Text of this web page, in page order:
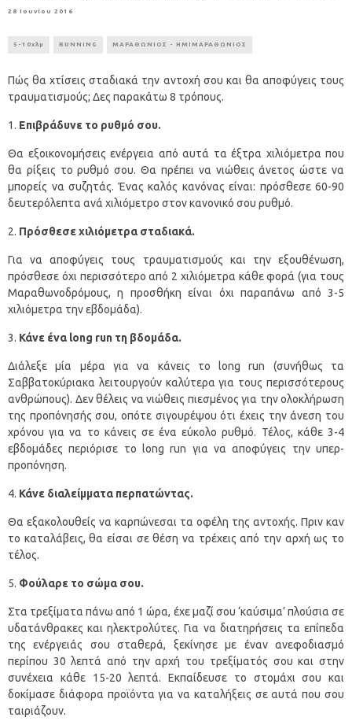
28 Ιουνίου 2016
5-10χλμ RUNNING ΜΑΡΑΘΩΝΙΟΣ - ΗΜΙΜΑΡΑΘΩΝΙΟΣ
Πώς θα χτίσεις σταδιακά την αντοχή σου και θα αποφύγεις τους
τραυματισμούς; Δες παρακάτω 8 τρόπους.
Επιβράδυνε το ρυθμό σου.
Θα εξοικονομήσεις ενέργεια από αυτά τα έξτρα χιλιόμετρα που
θα ρίξεις το ρυθμό σου. Θα πρέπει να νιώθεις άνετος ώστε να
μπορείς να συζητάς. Ένας καλός κανόνας είναι: πρόσθεσε 60-90
δευτερόλεπτα ανά χιλιόμετρο στον κανονικό σου ρυθμό.
Πρόσθεσε χιλιόμετρα σταδιακά.
Για να αποφύγεις τους τραυματισμούς και την εξουθένωση,
πρόσθεσε όχι περισσότερο από 2 χιλιόμετρα κάθε φορά (για τους
Μαραθωνοδρόμους, η προσθήκη είναι όχι παραπάνω από 3-5
χιλιόμετρα την εβδομάδα).
Κάνε ένα long run τη βδομάδα.
Διάλεξε μία μέρα για να κάνεις το long run (συνήθως τα
Σαββατοκύριακα λειτουργούν καλύτερα για τους περισσότερους
ανθρώπους). Δεν θέλεις να νιώθεις πιεσμένος για την ολοκλήρωση
της προπόνησής σου, οπότε σιγουρέψου ότι έχεις την άνεση του
χρόνου για να το κάνεις σε ένα εύκολο ρυθμό. Τέλος, κάθε 3-4
εβδομάδες περιόρισε το long run για να αποφύγεις την υπερ-
προπόνηση.
Κάνε διαλείμματα περπατώντας.
Θα εξακολουθείς να καρπώνεσαι τα οφέλη της αντοχής. Πριν καν
το καταλάβεις, θα είσαι σε θέση να τρέχεις από την αρχή ως το
τέλος.
Φούλαρε το σώμα σου.
Στα τρεξίματα πάνω από 1 ώρα, έχε μαζί σου ‘καύσιμα’ πλούσια σε
υδατάνθρακες και ηλεκτρολύτες. Για να διατηρήσεις τα επίπεδα
της ενέργειάς σου σταθερά, ξεκίνησε με έναν ανεφοδιασμό
περίπου 30 λεπτά από την αρχή του τρεξίματός σου και στην
συνέχεια κάθε 15-20 λεπτά. Εκπαίδευσε το στομάχι σου και
δοκίμασε διάφορα προϊόντα για να καταλήξεις σε αυτά που σου
ταιριάζουν.